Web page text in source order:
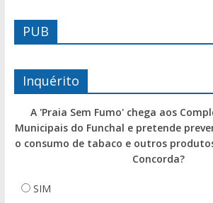
PUB
Inquérito
A 'Praia Sem Fumo' chega aos
Municipais do Funchal e pretende
o consumo de tabaco e outros
Concorda?
SIM